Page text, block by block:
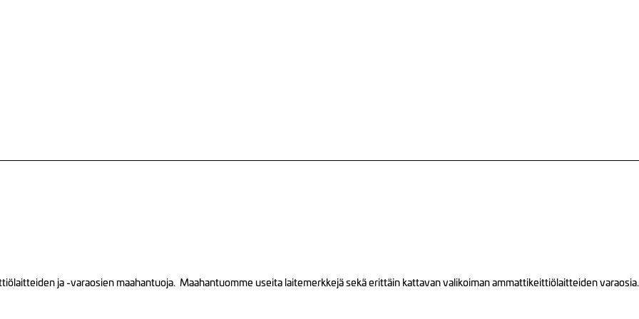
ja -varaosien maahantuoja. Maahantuomme useita laitemerkkejä sekä erittäin kattavan valikoiman ammattikeittiölaitteiden varaosia.